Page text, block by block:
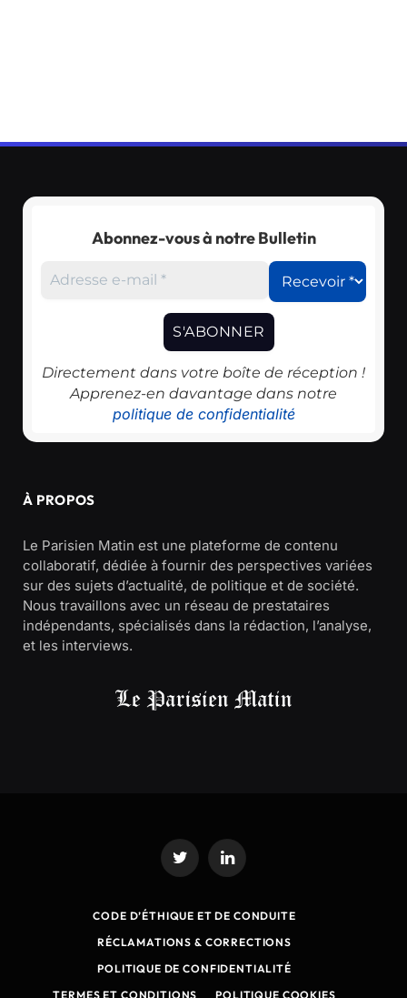
Abonnez-vous à notre Bulletin
Directement dans votre boîte de réception !
Apprenez-en davantage dans notre
politique de confidentialité
À PROPOS
Le Parisien Matin est une plateforme de contenu
collaboratif, dédiée à fournir des perspectives variées
sur des sujets d’actualité, de politique et de société.
Nous travaillons avec un réseau de prestataires
indépendants, spécialisés dans la rédaction, l’analyse,
et les interviews.
Twitter LinkedIn
CODE D’ÉTHIQUE ET DE CONDUITE
RÉCLAMATIONS & CORRECTIONS
POLITIQUE DE CONFIDENTIALITÉ
TERMES ET CONDITIONS
POLITIQUE COOKIES